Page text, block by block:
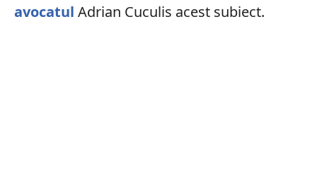
avocatul Adrian Cuculis acest subiect.